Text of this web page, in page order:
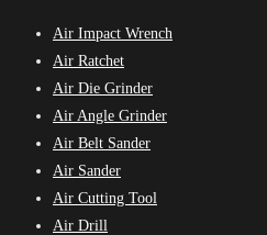
Air Impact Wrench
Air Ratchet
Air Die Grinder
Air Angle Grinder
Air Belt Sander
Air Sander
Air Cutting Tool
Air Drill